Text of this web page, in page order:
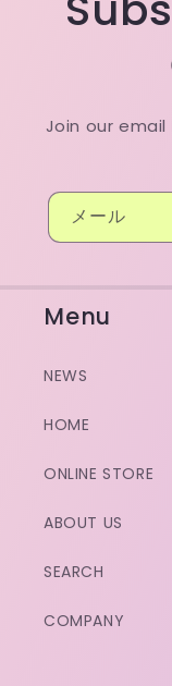
Join our
メール
Menu
NEWS
HOME
ONLINE STORE
ABOUT US
SEARCH
COMPANY